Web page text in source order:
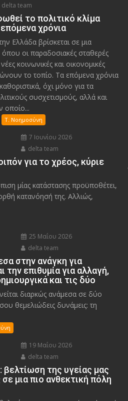
delta team
το πολιτικό κλίμα
χρόνια
Ελλάδα βρίσκεται σε μια
οι παραδοσιακές σταθερές
κοινωνικές και οικονομικές
το τοπίο. Τα επόμενα χρόνια
όχι μόνο για τα
συσχετισμούς, αλλά και
οποίο...
Τ. Νοημοσύνη
7 Ιουνίου 2026
delta team
για το χρέος, κύριε
μίας κατάστασης προϋποθέτει,
κατανόησή της. Αλλιώς,
25 Μαΐου 2026
delta team
στην ανάγκη για
την επιθυμία για αλλαγή,
και τις δύο
διαρκώς ανάμεσα σε δύο
θεμελιώδεις δυνάμεις: τη
19 Μαΐου 2026
delta team
βελτίωση της υγείας μας
μια πιο ανθεκτική πόλη